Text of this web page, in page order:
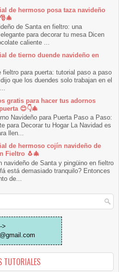
de hermoso posa taza navideño
de Santa en fieltro: una
para decorar tu mesa Dicen
caliente ...
de tierno duende navideño en
fieltro para puerta: tutorial paso a paso
que los duendes solo trabajan en el
gratis para hacer tus adornos
😊👇🎄
Navideño para Puerta Paso a Paso:
para Decorar tu Hogar La Navidad es
llen...
de hermoso cojín navideño de
Fieltro 🐧🎄
navideño de Santa y pingüino en fieltro
está demasiado tranquilo? Entonces
de...
>
TUTORIALES